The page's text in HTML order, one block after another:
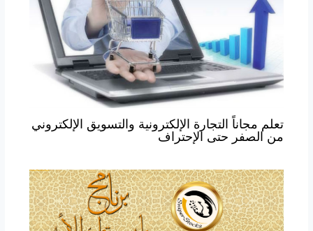
تعلم مجاناً التجارة الإلكترونية والتسويق الإلكتروني
من الصفر حتى الإحتراف